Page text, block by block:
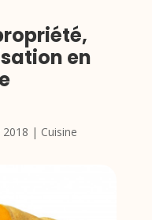
en
2018 | Cuisine